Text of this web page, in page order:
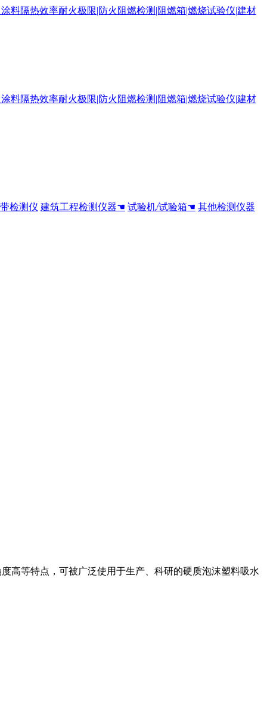
检测仪 建筑工程检测仪器☚ 试验机/试验箱☚ 其他检测仪器
高等特点，可被广泛使用于生产、科研的硬质泡沫塑料吸水